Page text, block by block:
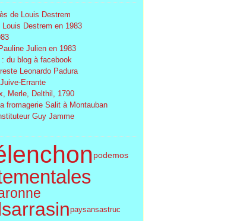
de Louis Destrem
Louis Destrem en 1983
Julien en 1983
du blog à facebook
Leonardo Padura
Errante
Merle, Delthil, 1790
fromagerie Salit à Montauban
Guy Jamme
podemos
paysansastruc